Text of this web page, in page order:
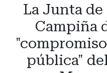
La Junta de
Campiña
pública"